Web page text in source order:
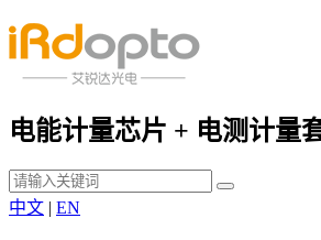
电能计量芯片 + 电测计量
中文 | EN